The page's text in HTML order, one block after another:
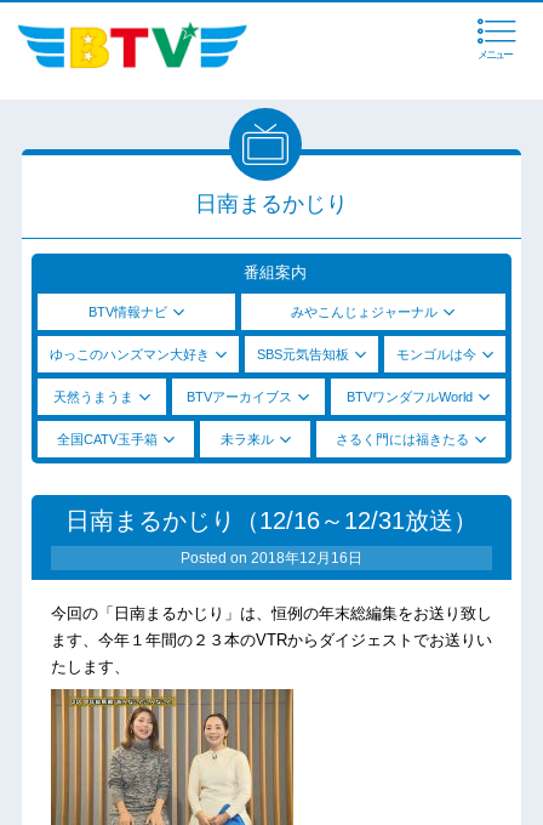
メニュー
日南まるかじり
番組案内
BTV情報ナビ みやこんじょジャーナル
ゆっこのハンズマン大好き SBS元気告知板 モンゴルは今
天然うまうま BTVアーカイブス BTVワンダフルWorld
全国CATV玉手箱 未ラ来ル さるく門には福きたる
日南まるかじり（12/16～12/31放送）
Posted on 2018年12月16日
今回の「日南まるかじり」は、恒例の年末総編集をお送り致し
ます、今年１年間の２３本のVTRからダイジェストでお送りい
たします、